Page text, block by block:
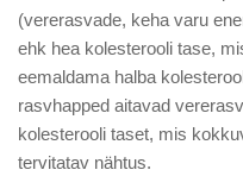
(vererasvade, keha varu
ehk hea kolesterooli tase,
eemaldama halba
rasvhapped aitavad
kolesterooli taset, mis
tervitatav nähtus.